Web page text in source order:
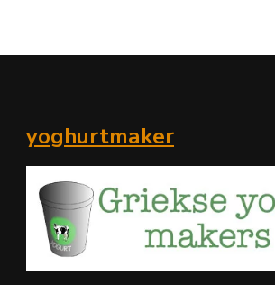
yoghurtmaker